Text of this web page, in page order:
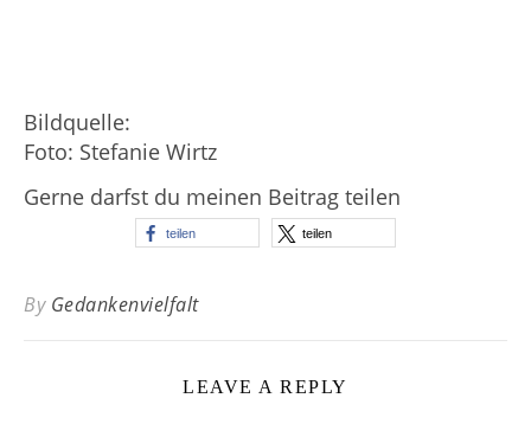
Bildquelle:
Foto: Stefanie Wirtz
Gerne darfst du meinen Beitrag teilen
teilen teilen
By Gedankenvielfalt
LEAVE A REPLY